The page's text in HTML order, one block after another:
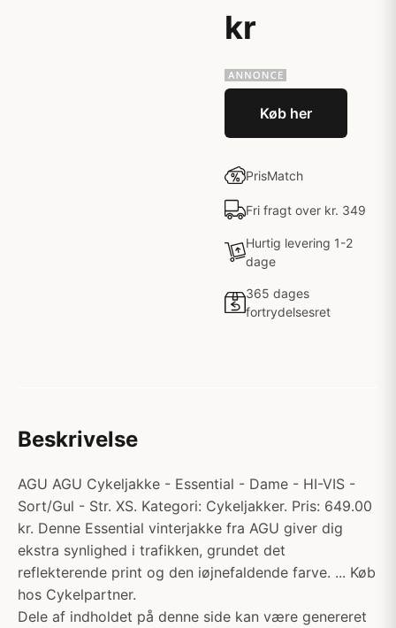
kr
Køb her
PrisMatch
Fri fragt over kr. 349
Hurtig levering 1-2
dage
365 dages
fortrydelsesret
Beskrivelse
AGU AGU Cykeljakke - Essential - Dame - HI-VIS -
Sort/Gul - Str. XS. Kategori: Cykeljakker. Pris: 649.00
kr. Denne Essential vinterjakke fra AGU giver dig
ekstra synlighed i trafikken, grundet det
reflekterende print og den iøjnefaldende farve. ... Køb
hos Cykelpartner.
Dele af indholdet på denne side kan være genereret